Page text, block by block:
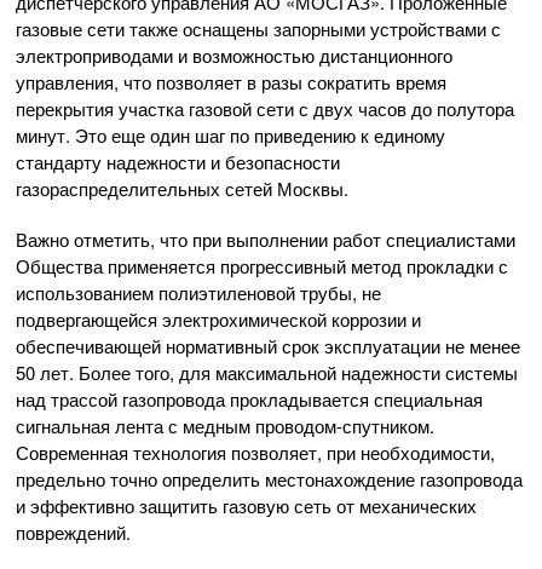
газовые сети также оснащены запорными устройствами с
электроприводами и возможностью дистанционного
управления, что позволяет в разы сократить время
перекрытия участка газовой сети с двух часов до полутора
минут. Это еще один шаг по приведению к единому
стандарту надежности и безопасности
газораспределительных сетей Москвы.
Важно отметить, что при выполнении работ специалистами
Общества применяется прогрессивный метод прокладки с
использованием полиэтиленовой трубы, не
подвергающейся электрохимической коррозии и
обеспечивающей нормативный срок эксплуатации не менее
50 лет. Более того, для максимальной надежности системы
над трассой газопровода прокладывается специальная
сигнальная лента с медным проводом-спутником.
Современная технология позволяет, при необходимости,
предельно точно определить местонахождение газопровода
и эффективно защитить газовую сеть от механических
повреждений.